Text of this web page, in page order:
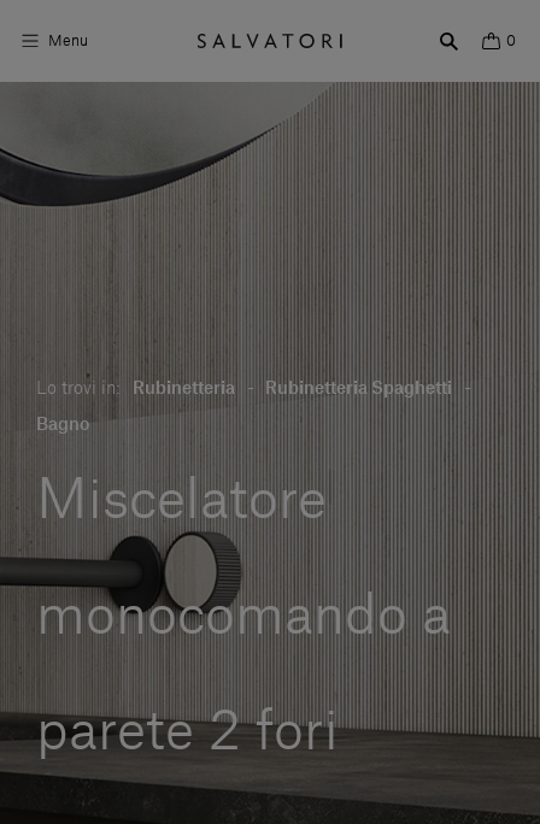
Menu 0
Arredo bagno
Vieni a trovarci
Servizi al cliente
Italiano
Contattaci
Lo trovi in: Rubinetteria - Rubinetteria Spaghetti -
Bagno
Miscelatore
monocomando a
parete 2 fori